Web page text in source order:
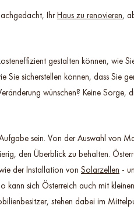
IhrHaus zu renovieren,
gestalten können, wie
Sie sicherstellen können, dass Sie
wünschen? Keine Sorge,
sein. Von der Auswahl von
den Überblick zu behalten.
der Installation von Solarzellen -
kann sich Österreich auch mit
stehen dabei im